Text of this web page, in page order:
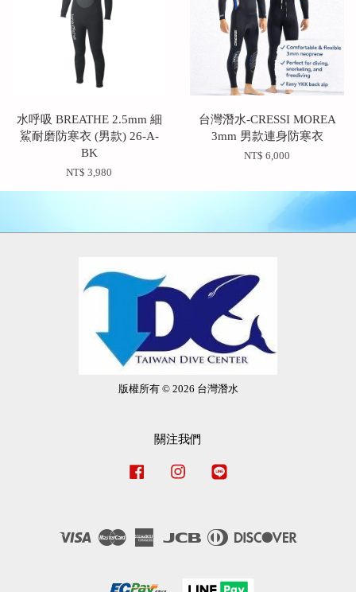
水呼吸 BREATHE 2.5mm 細
鯊耐磨防寒衣 (男款) 26-A-
BK
NT$ 3,980
台灣潛水-CRESSI MOREA
3mm 男款連身防寒衣
NT$ 6,000
版權所有 © 2026 台灣潛水
關注我們
Facebook Instagram
Visa Master
American
JCB
Diners